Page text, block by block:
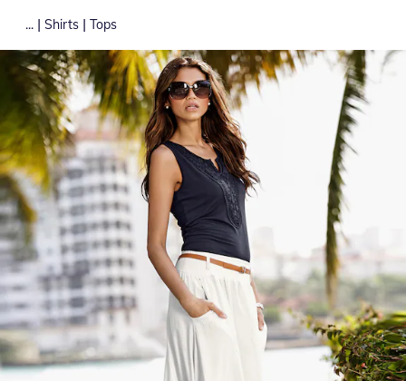
... | Shirts | Tops